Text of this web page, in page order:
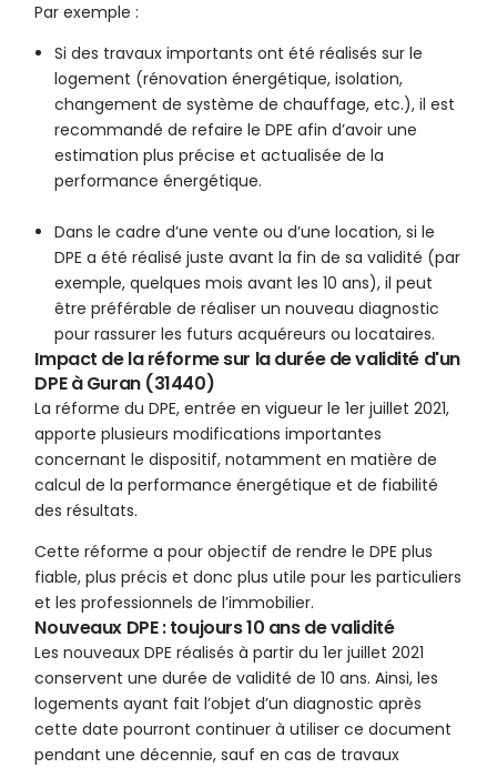
Par exemple :
Si des travaux importants ont été réalisés sur le
logement (rénovation énergétique, isolation,
changement de système de chauffage, etc.), il est
recommandé de refaire le DPE afin d’avoir une
estimation plus précise et actualisée de la
performance énergétique.
Dans le cadre d’une vente ou d’une location, si le
DPE a été réalisé juste avant la fin de sa validité (par
exemple, quelques mois avant les 10 ans), il peut
être préférable de réaliser un nouveau diagnostic
pour rassurer les futurs acquéreurs ou locataires.
Impact de la réforme sur la durée de validité d'un
DPE à Guran (31440)
La réforme du DPE, entrée en vigueur le 1er juillet 2021,
apporte plusieurs modifications importantes
concernant le dispositif, notamment en matière de
calcul de la performance énergétique et de fiabilité
des résultats.
Cette réforme a pour objectif de rendre le DPE plus
fiable, plus précis et donc plus utile pour les particuliers
et les professionnels de l’immobilier.
Nouveaux DPE : toujours 10 ans de validité
Les nouveaux DPE réalisés à partir du 1er juillet 2021
conservent une durée de validité de 10 ans. Ainsi, les
logements ayant fait l’objet d’un diagnostic après
cette date pourront continuer à utiliser ce document
pendant une décennie, sauf en cas de travaux